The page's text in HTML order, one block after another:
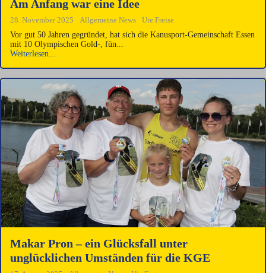
Am Anfang war eine Idee
28. November 2025 Allgemeine News
Ute Freise
Vor gut 50 Jahren gegründet, hat sich die Kanusport-Gemeinschaft Essen
mit 10 Olympischen Gold-, fün...
Weiterlesen...
Makar Pron – ein Glücksfall unter
unglücklichen Umständen für die KGE